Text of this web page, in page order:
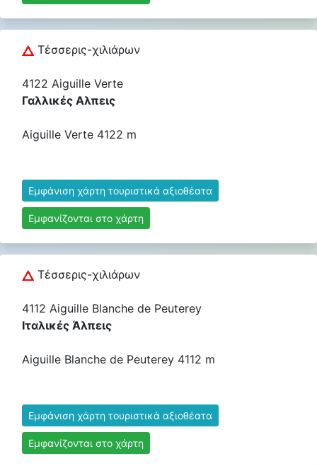
Τέσσερις-χιλιάρων
4122 Aiguille Verte
Γαλλικές Αλπεις
Aiguille Verte 4122 m
Εμφάνιση χάρτη τουριστικά αξιοθέατα
Εμφανίζονται στο χάρτη
Τέσσερις-χιλιάρων
4112 Aiguille Blanche de Peuterey
Ιταλικές Άλπεις
Aiguille Blanche de Peuterey 4112 m
Εμφάνιση χάρτη τουριστικά αξιοθέατα
Εμφανίζονται στο χάρτη